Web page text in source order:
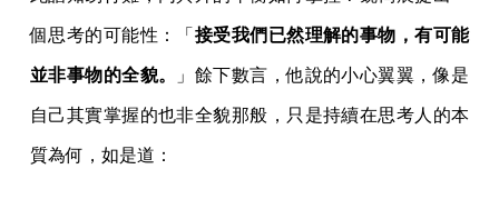
個思考的可能性：「 接受我們已然理解的事物，有可能
並非事物的全貌。 」餘下數言，他說的小心翼翼，像是
自己其實掌握的也非全貌那般，只是持續在思考人的本
質為何，如是道：